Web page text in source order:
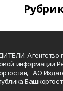
Агентство
информации
АО